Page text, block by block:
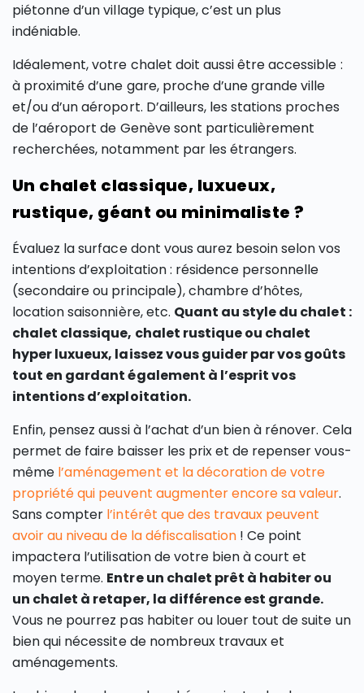
piétonne d’un village typique, c’est un plus
indéniable.
Idéalement, votre chalet doit aussi être accessible :
à proximité d’une gare, proche d’une grande ville
et/ou d’un aéroport. D’ailleurs, les stations proches
de l’aéroport de Genève sont particulièrement
recherchées, notamment par les étrangers.
Un chalet classique, luxueux,
rustique, géant ou minimaliste ?
Évaluez la surface dont vous aurez besoin selon vos
intentions d’exploitation : résidence personnelle
(secondaire ou principale), chambre d’hôtes,
location saisonnière, etc. Quant au style du chalet :
chalet classique, chalet rustique ou chalet
hyper luxueux, laissez vous guider par vos goûts
tout en gardant également à l’esprit vos
intentions d’exploitation.
Enfin, pensez aussi à l’achat d’un bien à rénover. Cela
permet de faire baisser les prix et de repenser vous-
même l’aménagement et la décoration de votre
propriété qui peuvent augmenter encore sa valeur.
Sans compter l’intérêt que des travaux peuvent
avoir au niveau de la défiscalisation ! Ce point
impactera l’utilisation de votre bien à court et
moyen terme. Entre un chalet prêt à habiter ou
un chalet à retaper, la différence est grande.
Vous ne pourrez pas habiter ou louer tout de suite un
bien qui nécessite de nombreux travaux et
aménagements.